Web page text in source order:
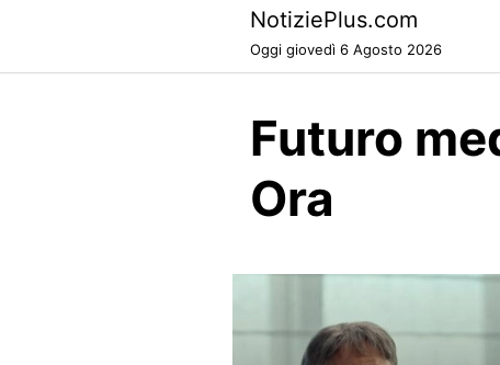
NotiziePlus.com
Oggi giovedì 6 Agosto 2026
Futuro
Ora